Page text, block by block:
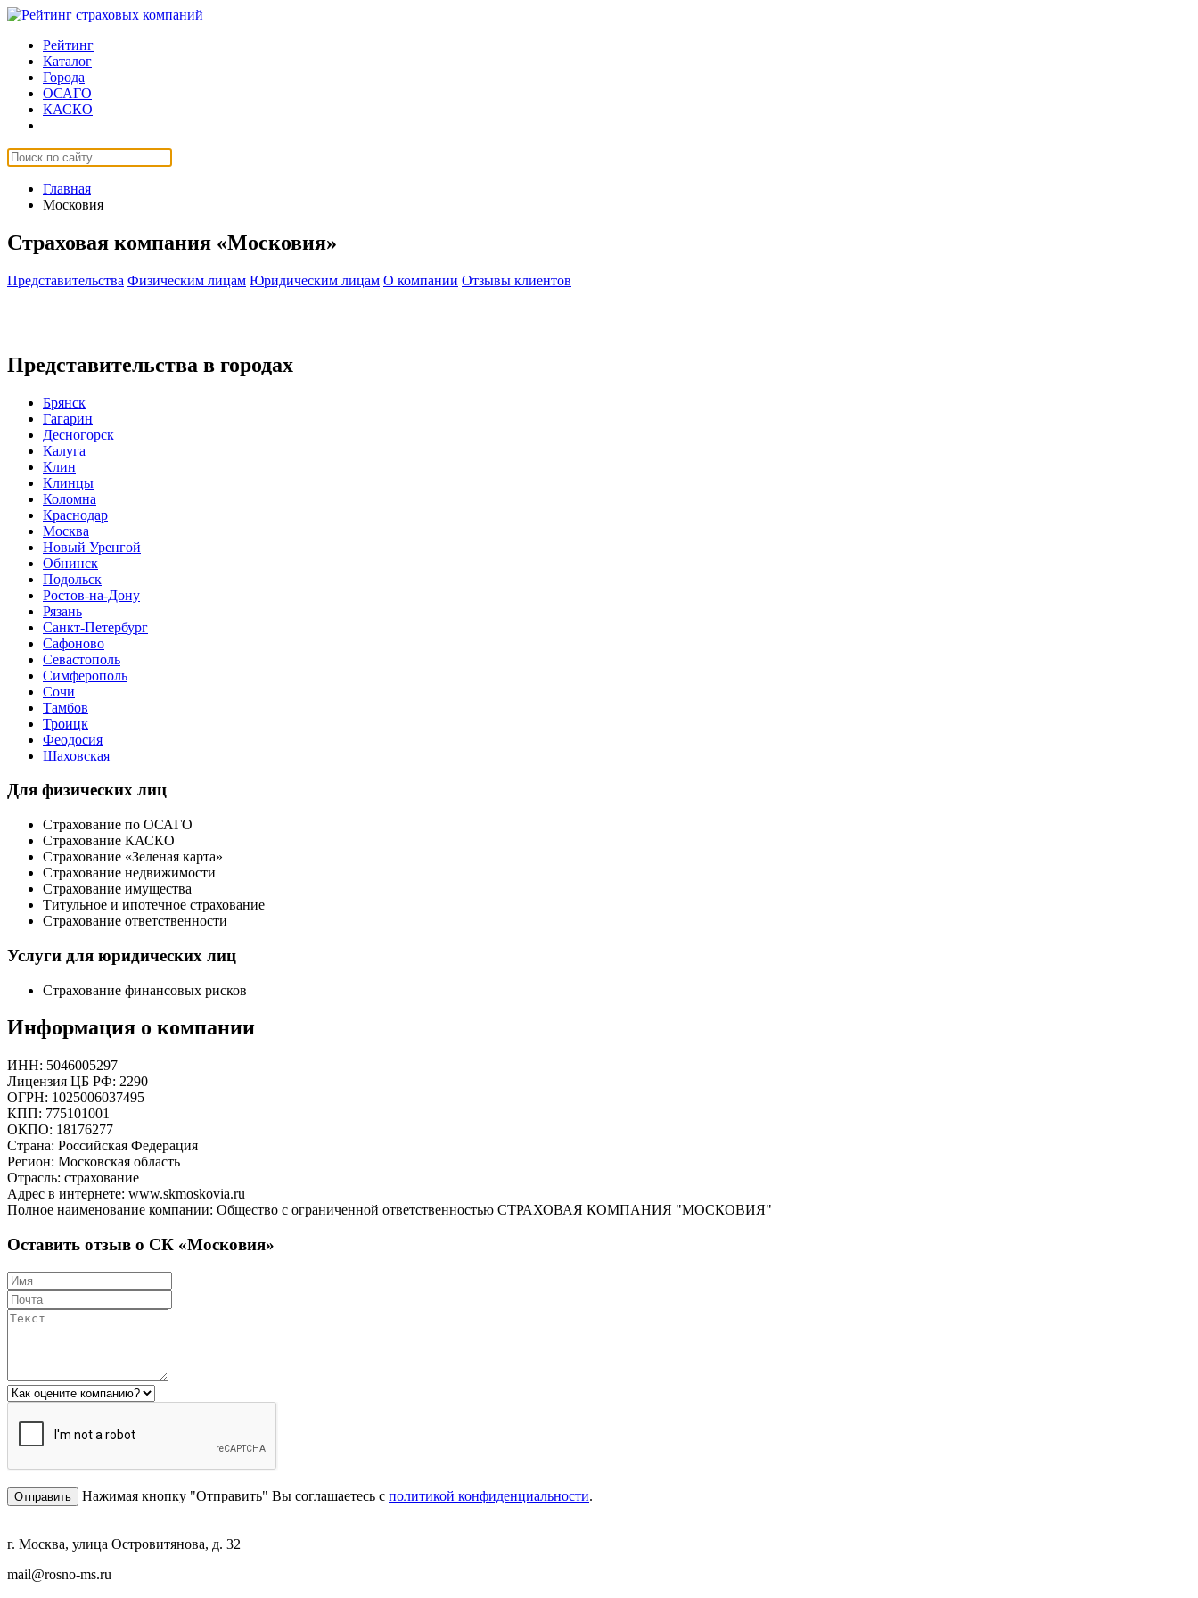
Рейтинг
Каталог
Города
ОСАГО
КАСКО
Главная
Московия
Страховая компания «Московия»
Представительства Физическим лицам Юридическим лицам О компании Отзывы клиентов
Представительства в городах
Брянск
Гагарин
Десногорск
Калуга
Клин
Клинцы
Коломна
Краснодар
Москва
Новый Уренгой
Обнинск
Подольск
Ростов-на-Дону
Рязань
Санкт-Петербург
Сафоново
Севастополь
Симферополь
Сочи
Тамбов
Троицк
Феодосия
Шаховская
Для физических лиц
Страхование по ОСАГО
Страхование КАСКО
Страхование «Зеленая карта»
Страхование недвижимости
Страхование имущества
Титульное и ипотечное страхование
Страхование ответственности
Услуги для юридических лиц
Страхование финансовых рисков
Информация о компании
ИНН: 5046005297
Лицензия ЦБ РФ: 2290
ОГРН: 1025006037495
КПП: 775101001
ОКПО: 18176277
Страна: Российская Федерация
Регион: Московская область
Отрасль: страхование
Адрес в интернете: www.skmoskovia.ru
Полное наименование компании: Общество с ограниченной ответственностью СТРАХОВАЯ КОМПАНИЯ "МОСКОВИЯ"
Оставить отзыв о СК «Московия»
Нажимая кнопку "Отправить" Вы соглашаетесь с политикой конфиденциальности.
г. Москва, улица Островитянова, д. 32
mail@rosno-ms.ru